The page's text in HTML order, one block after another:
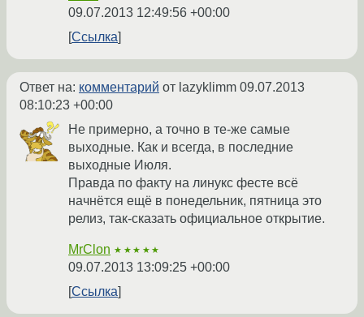
09.07.2013 12:49:56 +00:00
Ссылка
Ответ на: комментарий от lazyklimm 09.07.2013
08:10:23 +00:00
Не примерно, а точно в те-же самые
выходные. Как и всегда, в последние
выходные Июля.
Правда по факту на линукс фесте всё
начнётся ещё в понедельник, пятница это
релиз, так-сказать официальное открытие.
MrClon ★★★★★
09.07.2013 13:09:25 +00:00
Ссылка